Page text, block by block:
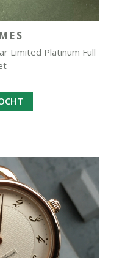
Limited Platinum Full